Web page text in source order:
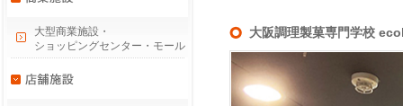
大阪調理製菓専門学校
大型商業施設・
ショッピングセンター・モール